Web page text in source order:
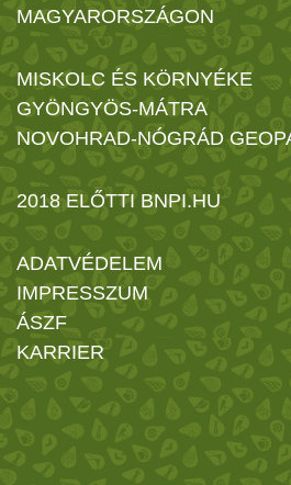
MAGYARORSZÁGON
MISKOLC ÉS KÖRNYÉKE
GYÖNGYÖS-MÁTRA
NOVOHRAD-NÓGRÁD
2018 ELŐTTI BNPI.HU
ADATVÉDELEM
IMPRESSZUM
ÁSZF
KARRIER